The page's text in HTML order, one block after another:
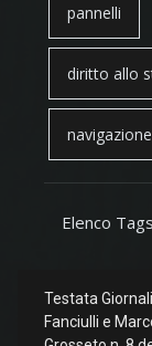
pannelli
diritto allo
navigazione
Elenco
Testata
Fanciulli e